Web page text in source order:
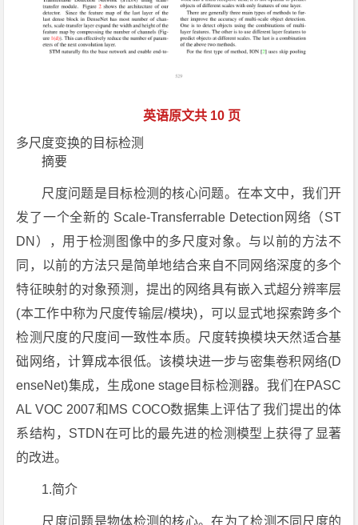
英语原文共 10 页
多尺度变换的目标检测
摘要
尺度问题是目标检测的核心问题。在本文中，我们开
发了一个全新的 Scale-Transferrable Detection网络（ST
DN），用于检测图像中的多尺度对象。与以前的方法不
同，以前的方法只是简单地结合来自不同网络深度的多个
特征映射的对象预测，提出的网络具有嵌入式超分辨率层
(本工作中称为尺度传输层/模块)，可以显式地探索跨多个
检测尺度的尺度间一致性本质。尺度转换模块天然适合基
础网络，计算成本很低。该模块进一步与密集卷积网络(D
enseNet)集成，生成one stage目标检测器。我们在PASC
AL VOC 2007和MS COCO数据集上评估了我们提出的体
系结构，STDN在可比的最先进的检测模型上获得了显著
的改进。
1.简介
尺度问题是物体检测的核心。在为了检测不同尺度的